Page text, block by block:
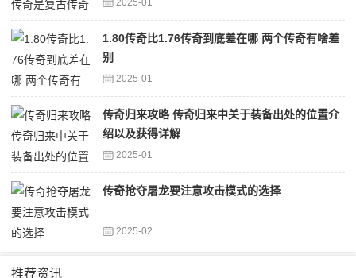
2025-01
1.80传奇比1.76传奇到底差在哪 两个传奇有啥差
别
2025-01
传奇归来攻略 传奇归来中关于装备出处的位置介
绍以及获得详解
2025-01
传奇抢夺屠龙要注意攻击模式的选择
2025-02
推荐资讯